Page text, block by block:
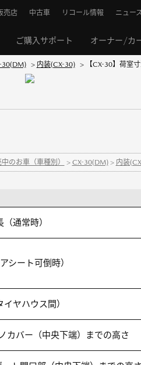
ご購入サポート オーナー/カ
売店 中古車 リコール情報 ニュー
30(DM) > 内装(CX-30) > 【CX-30】荷室
のお車（車種別） > CX-30(DM)> 内装
（通常時）
シート可倒時）
ヤハウス間）
カバー（中央下端）までの高さ